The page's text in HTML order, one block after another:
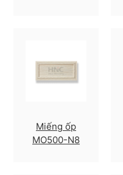
Miếng ốp
MO500-N8